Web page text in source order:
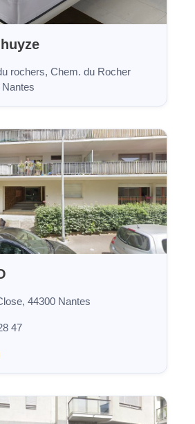
rochers, Chem. du Rocher
44300 Nantes
47